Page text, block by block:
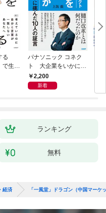
る
で生き
パナソニック コネク
ト 大企業をいかに変
えるか
2,200
新着
ランキング
無料
経済 「一風堂」ドラゴン（中国マーケ